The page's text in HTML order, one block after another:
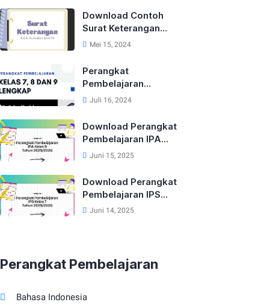
2025/2026
Download Contoh
Surat Keterangan
Tidak Diterbitkan
Mei 15, 2024
Perangkat
Pembelajaran
Kurikulum Merdeka
2024
Juli 16, 2024
Download Perangkat
Pembelajaran IPA
Kelas 9 Kurikulum
2025/2026
Juni 15, 2025
Download Perangkat
Pembelajaran IPS
Kelas 7 Kurikulum
Juni 14, 2025
Perangkat Pembelajaran
Bahasa Indonesia